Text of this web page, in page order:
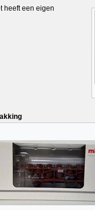
heeft een eigen